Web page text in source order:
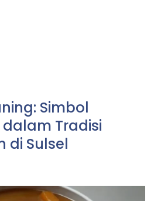
Simbol
Tradisi
di Sulsel